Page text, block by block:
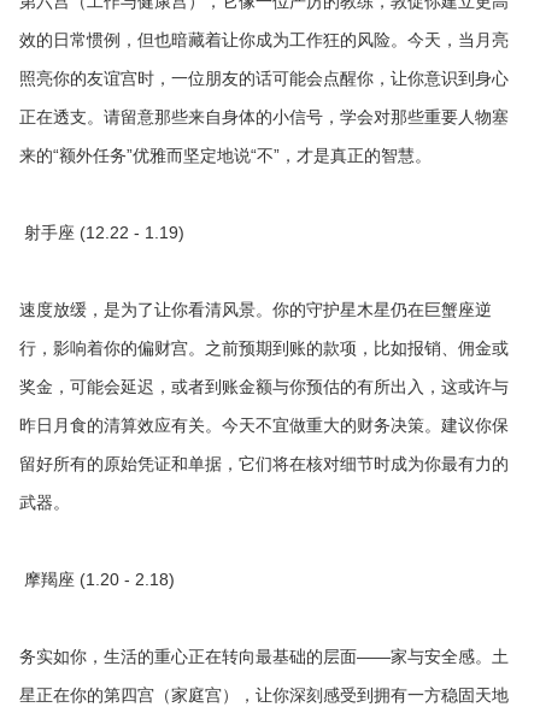
效的日常惯例，但也暗藏着让你成为工作狂的风险。今天，当月亮
照亮你的友谊宫时，一位朋友的话可能会点醒你，让你意识到身心
正在透支。请留意那些来自身体的小信号，学会对那些重要人物塞
来的“额外任务”优雅而坚定地说“不”，才是真正的智慧。
射手座 (12.22 - 1.19)
速度放缓，是为了让你看清风景。你的守护星木星仍在巨蟹座逆
行，影响着你的偏财宫。之前预期到账的款项，比如报销、佣金或
奖金，可能会延迟，或者到账金额与你预估的有所出入，这或许与
昨日月食的清算效应有关。今天不宜做重大的财务决策。建议你保
留好所有的原始凭证和单据，它们将在核对细节时成为你最有力的
武器。
摩羯座 (1.20 - 2.18)
务实如你，生活的重心正在转向最基础的层面——家与安全感。土
星正在你的第四宫（家庭宫），让你深刻感受到拥有一方稳固天地